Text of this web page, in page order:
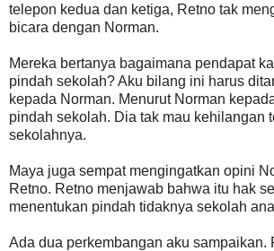
telepon kedua dan ketiga, Retno tak
bicara dengan Norman.
Mereka bertanya bagaimana pendapat
pindah sekolah? Aku bilang ini harus
kepada Norman. Menurut Norman
pindah sekolah. Dia tak mau kehilangan
sekolahnya.
Maya juga sempat mengingatkan opini
Retno. Retno menjawab bahwa itu hak
menentukan pindah tidaknya sekolah
Ada dua perkembangan aku sampaikan.